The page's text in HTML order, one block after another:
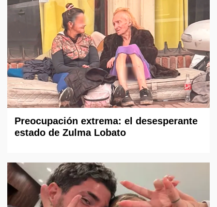
Preocupación extrema: el desesperante
estado de Zulma Lobato